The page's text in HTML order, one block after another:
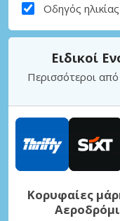
Οδηγός
Ειδικοί
Περισσότεροι
Κορυφαίες